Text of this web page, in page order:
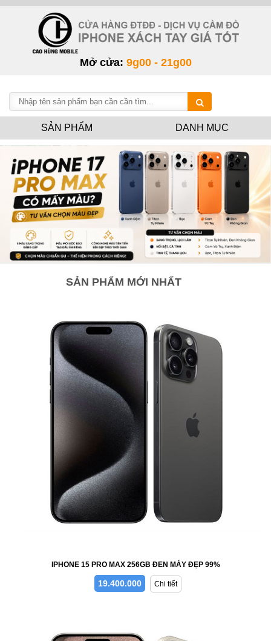
Mở cửa: 9g00 - 21g00
SẢN PHẨM DANH MỤC
SẢN PHẨM MỚI NHẤT
IPHONE 15 PRO MAX 256GB ĐEN MÁY ĐẸP 99%
19.400.000 Chi tiết